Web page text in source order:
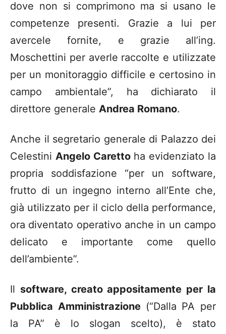
dove non si comprimono ma si usano le
competenze presenti. Grazie a lui per
avercele fornite, e grazie all’ing.
Moschettini per averle raccolte e utilizzate
per un monitoraggio difficile e certosino in
campo ambientale”, ha dichiarato il
direttore generale Andrea Romano.
Anche il segretario generale di Palazzo dei
Celestini Angelo Carettoha evidenziato la
propria soddisfazione “per un software,
frutto di un ingegno interno all’Ente che,
già utilizzato per il ciclo della performance,
ora diventato operativo anche in un campo
delicato e importante come quello
dell’ambiente”.
Il software, creato appositamente per la
Pubblica Amministrazione (“Dalla PA per
la PA” è lo slogan scelto), è stato